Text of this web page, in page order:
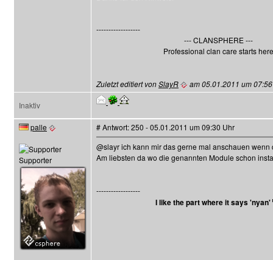
------------------
--- CLANSPHERE ---
Professional clan care starts here
Zuletzt editiert vonSlayR am 05.01.2011 um
Inaktiv
palle
Supporter
# Antwort: 250 - 05.01.2011 um 09:30 Uhr
@slayr ich kann mir das gerne mal anschauen wenn
Am liebsten da wo die genannten Module schon
------------------
I like the part where it says 'nyan'